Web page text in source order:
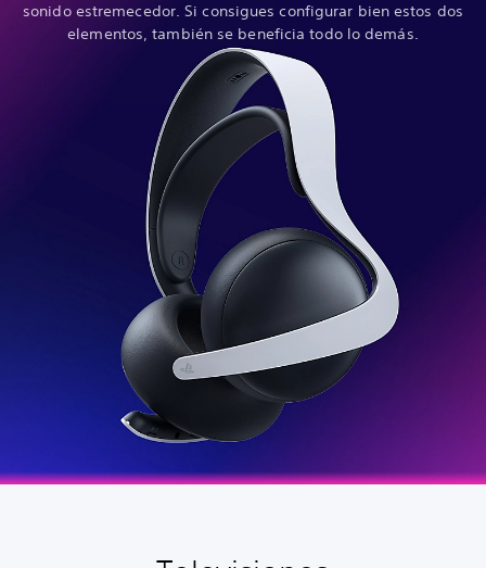
sonido estremecedor. Si consigues configurar bien estos dos
elementos, también se beneficia todo lo demás.